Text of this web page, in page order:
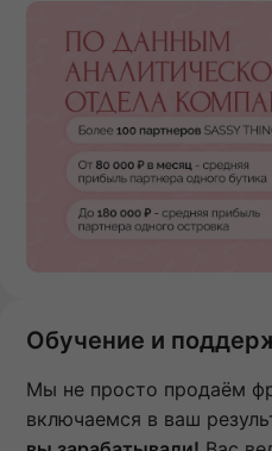
Обучение и
Мы не просто продаём
включаемся в ваш